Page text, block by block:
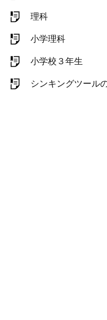
理科
小学理科
小学校３年生
シンキングツール